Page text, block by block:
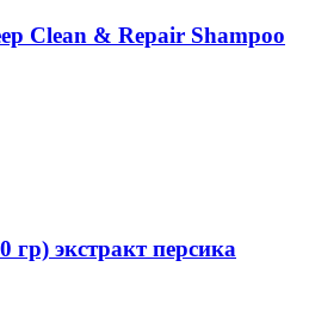
Clean & Repair Shampoo
гр) экстракт персика